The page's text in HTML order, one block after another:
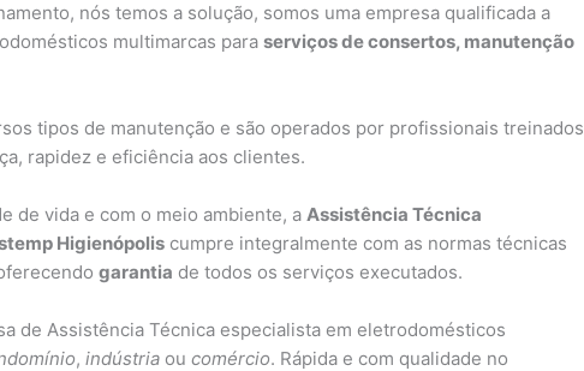
nós temos a solução, somos uma empresa qualificada a
multimarcas para serviços de consertos, manutenção
tipos de manutenção e são operados por profissionais treinados
rapidez e eficiência aos clientes.
de vida e com o meio ambiente, a Assistência Técnica
Higienópolis cumpre integralmente com as normas técnicas
garantia de todos os serviços executados.
de Assistência Técnica especialista em eletrodomésticos
, indústria ou comércio. Rápida e com qualidade no